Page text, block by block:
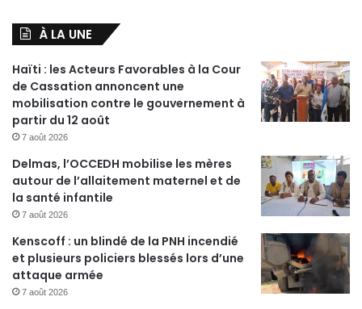
À LA UNE
Haïti : les Acteurs Favorables à la Cour
de Cassation annoncent une
mobilisation contre le gouvernement à
partir du 12 août
7 août 2026
Delmas, l’OCCEDH mobilise les mères
autour de l’allaitement maternel et de
la santé infantile
7 août 2026
Kenscoff : un blindé de la PNH incendié
et plusieurs policiers blessés lors d’une
attaque armée
7 août 2026